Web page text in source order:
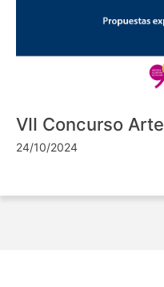
VII Concurso
24/10/2024